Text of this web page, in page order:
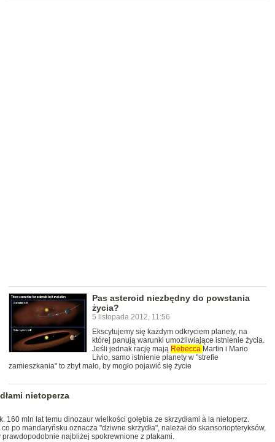
Pas asteroid niezbędny do powstania
życia?
5 listopada 2012, 11:56
Ekscytujemy się każdym odkryciem planety, na
której panują warunki umożliwiające istnienie życia.
Jeśli jednak rację mają Rebecca Martin i Mario
Livio, samo istnienie planety w "strefie
zamieszkania" to zbyt mało, by mogło pojawić się życie
nietoperza
160 mln lat temu dinozaur wielkości gołębia ze skrzydłami à la nietoperz.
po mandaryńsku oznacza "dziwne skrzydła", należał do skansoriopteryksów,
najbliżej spokrewnione z ptakami.